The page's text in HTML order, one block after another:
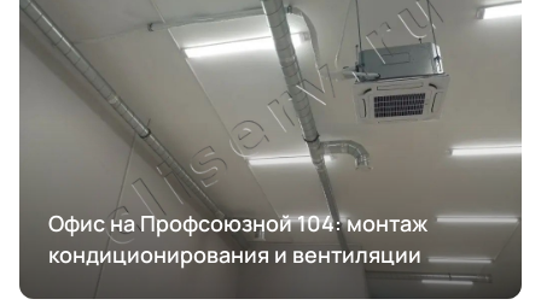
Офис на Профсоюзной 104: монтаж
кондиционирования и вентиляции